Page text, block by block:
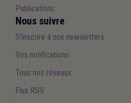
Publications
Nous suivre
S'inscrire à nos newsletters
Vos notifications
Tous nos réseaux
Flux RSS